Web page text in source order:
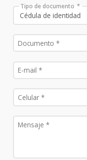
Tipo de documento